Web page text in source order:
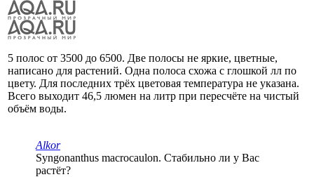
5 полос от 3500 до 6500. Две полосы не яркие, цветные,
написано для растений. Одна полоса схожа с глошкой лл по
цвету. Для последних трёх цветовая температура не указана.
Всего выходит 46,5 люмен на литр при пересчёте на чистый
объём воды.
Alkor
Syngonanthus macrocaulon. Стабильно ли у Вас
растёт?